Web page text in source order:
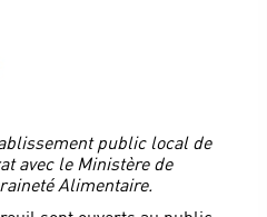
public local de
avec le Ministère de
Alimentaire.